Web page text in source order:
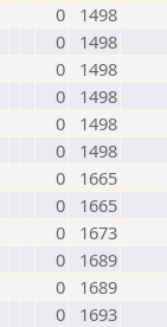
0
1498
0
1498
0
1498
0
1498
0
1498
0
1498
0
1665
0
1665
0
1673
0
1689
0
1689
0
1693